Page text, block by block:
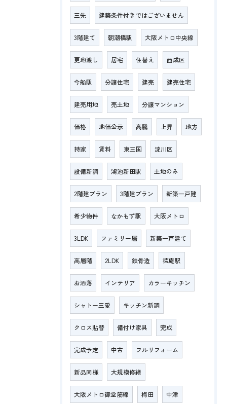
三先 建築条件付きではございません
3階建て 朝潮橋駅 大阪メトロ中央線
更地渡し 居宅 住替え 西成区
今船駅 分譲住宅 建売 建売住宅
建売用地 売土地 分譲マンション
価格 地価公示 高騰 上昇 地方
持家 賃料 東三国 淀川区
設備新調 鴻池新田駅 土地のみ
2階建プラン 3階建プラン 新築一戸建
希少物件 なかもず駅 大阪メトロ
3LDK ファミリー層 新築一戸建て
高層階 2LDK 鉄骨造 徳庵駅
お洒落 インテリア カラーキッチン
シャトー三愛 キッチン新調
クロス貼替 備付け家具 完成
完成予定 中古 フルリフォーム
新品同様 大規模修繕
大阪メトロ御堂筋線 梅田 中津